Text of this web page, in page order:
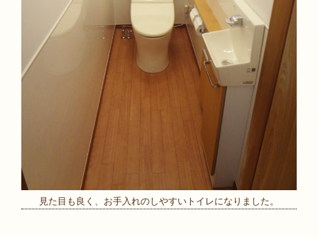
見た目も良く、お手入れのしやすいトイレになりました。